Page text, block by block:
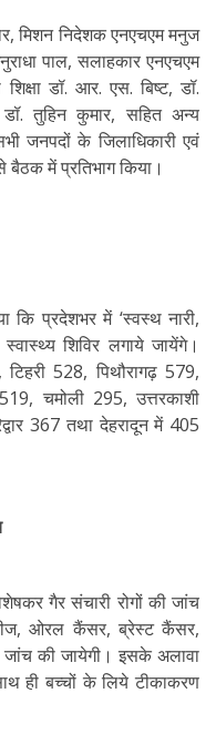
मिशन निदेशक एनएचएम मनुज
पाल, सलाहकार एनएचएम
डॉ. आर. एस. बिष्ट, डॉ.
तुहिन कुमार, सहित अन्य
जनपदों के जिलाधिकारी एवं
बैठक में प्रतिभाग किया।
कि प्रदेशभर में ‘स्वस्थ नारी,
शिविर लगाये जायेंगे।
528, पिथौरागढ़ 579,
चमोली 295, उत्तरकाशी
367 तथा देहरादून में 405
गैर संचारी रोगों की जांच
ओरल कैंसर, ब्रेस्ट कैंसर,
की जायेगी। इसके अलावा
ही बच्चों के लिये टीकाकरण